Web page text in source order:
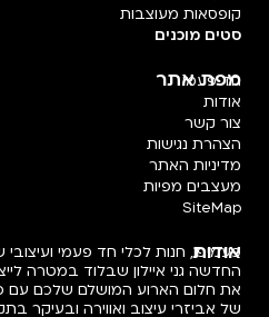
קופסאות מעוצבות
סטים מוכנים
מפת אתר
חד פעמי
אודות
צור קשר
הצהרת נגישות
מדיניות האתר
מעצבים מפיות
SiteMap
אודות
החדשה גני איילון שבלוד במטרה
את חלום הארוע המושלם שלכם עם
של אביזרי עיצוב ואווירה ובעיקר